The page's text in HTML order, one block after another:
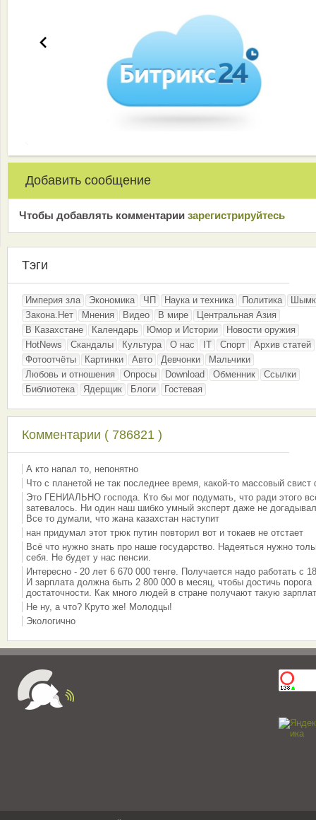
Добавить сообщение
Чтобы добавлять комментарии зарeгиcтрирyйтeсь
Тэги
Империя зла Экономика ЧП Наука и техника Политика
Закона.Нет
Мнения Видео В мире
Центральная Азия
В Казахстане
Календарь Юмор и Истории
Новости оружия
HotNews
Скандалы Культура О нас IT Спорт
Архив статей
Фотоотчёты
Картинки Авто Девчонки
Мальчики
Любовь и отношения
Опросы Download Обменник
Ссылки
Библиотека
Ядерщик Блоги Гостевая
Комментарии ( 786821 )
А кто напал то, непонятно
Что с планетой не так последнее время, какой-то массовый свист
Это ГЕНИАЛЬНО господа. Кто бы мог подумать, что ради этого
затевалось. Ни один наш шибко умный эксперт даже не
Все то думали, что жана казахстан наступит
нан придумал этот трюк путин повторил вот и токаев не отстает
Всё что нужно знать про наше государство. Надеяться нужно
себя. Не будет у нас пенсии.
Интересно - 20 лет 6 670 000 тенге. Получается надо работать с
И зарплата должна быть 2 800 000 в месяц, чтобы достичь порога
достаточности. Как много людей в стране получают такую
Не ну, а что? Круто же! Молодцы!
Экологично